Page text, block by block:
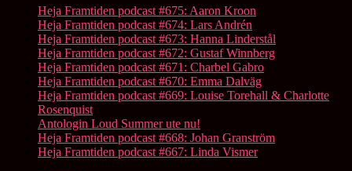
Heja Framtiden podcast #675: Aaron Kroon
Heja Framtiden podcast #674: Lars Andrén
Heja Framtiden podcast #673: Hanna Linderstål
Heja Framtiden podcast #672: Gustaf Winnberg
Heja Framtiden podcast #671: Charbel Gabro
Heja Framtiden podcast #670: Emma Dalväg
Heja Framtiden podcast #669: Louise Torehall & Charlotte
Rosenquist
Antologin Loud Summer ute nu!
Heja Framtiden podcast #668: Johan Granström
Heja Framtiden podcast #667: Linda Vismer